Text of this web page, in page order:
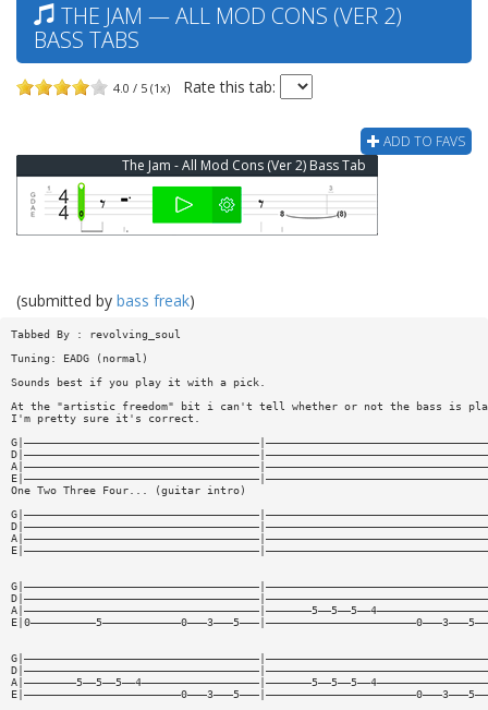
THE JAM — ALL MOD CONS (VER 2)
BASS TABS
4.0 / 5 (1x) Rate this tab:
ADD TO FAVS
The Jam - All Mod Cons (Ver 2) Bass Tab
(submitted by bass freak)
Tabbed By : revolving_soul
Tuning: EADG (normal)
Sounds best if you play it with a pick.
At the "artistic freedom" bit i can't tell whether or not the bass is
I'm pretty sure it's correct.
One Two Three Four... (guitar intro)